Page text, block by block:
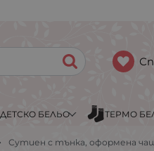
ДЕТСКО БЕЛЬО ТЕРМО
Сутиен с тънкa, оформена